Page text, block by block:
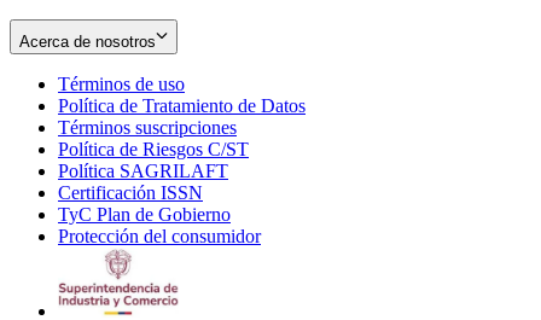
Acerca de nosotros
Términos de uso
in
new
window
Política de Tratamiento de Datos
Términos suscripciones
in
Política de Riesgos C/ST
Política SAGRILAFT
new
window
Certificación ISSN
in
new
TyC Plan de Gobierno
in
Protección del consumidorOpens